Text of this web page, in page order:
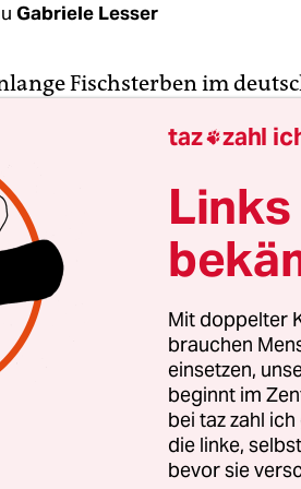
Gabriele Lesser
Fischsterben im
„Dinosaurier des Jahres“
aber
Garten von Wroclaw
Abwässer in die Oder geleitet.
Niedrigwasser und eine
stellenweise auf rund
Fische, Muscheln und
auslöste. Diese Alge
Brackwasser vor, nicht aber
nach der größten
taz zahl
Mit doppelter
brauchen
einsetzen,
beginnt im
bei taz zahl
die linke,
bevor sie